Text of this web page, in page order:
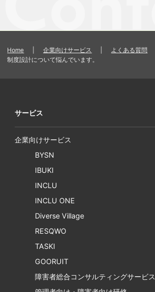
Home 企業向けサービス よくある質問
制度設計について悩んでいます。
サービス
企業向けサービス
BYSN
IBUKI
INCLU
INCLU ONE
Diverse Village
RESQWO
TASKI
GOORUIT
障害者総合コンサルティングサービス